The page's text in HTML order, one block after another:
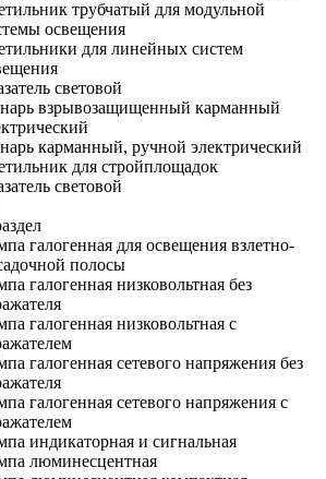
трубчатый для модульной
освещения
для линейных систем
световой
взрывозащищенный карманный
карманный, ручной электрический
для стройплощадок
световой
галогенная для освещения взлетно-
полосы
галогенная низковольтная без
галогенная низковольтная с
галогенная сетевого напряжения без
галогенная сетевого напряжения с
индикаторная и сигнальная
люминесцентная